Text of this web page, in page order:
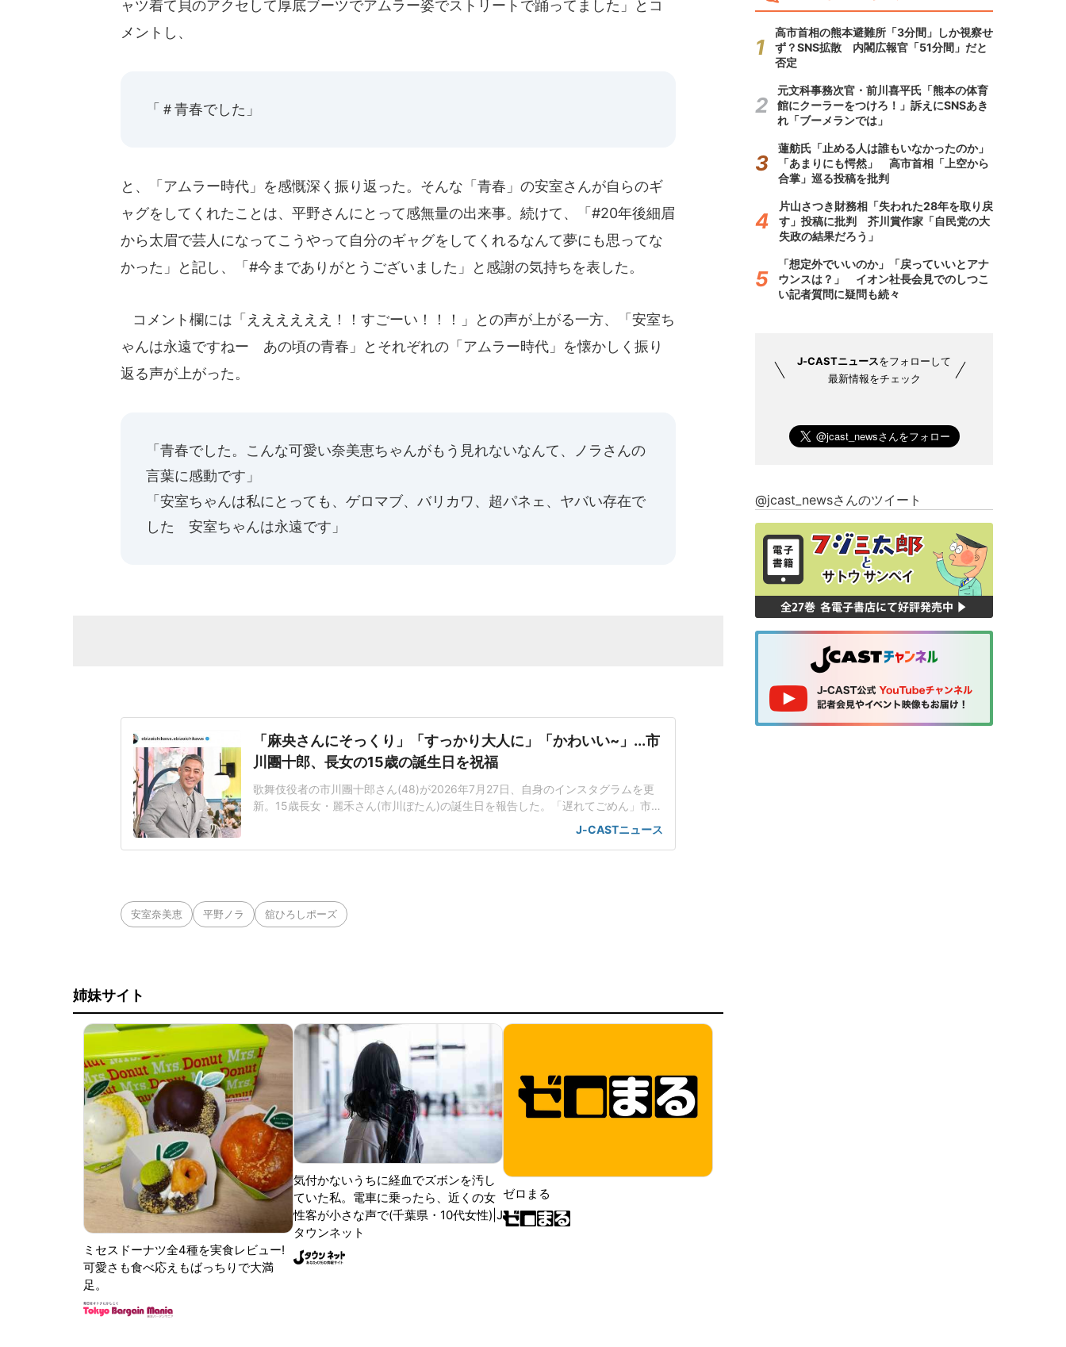
ャツ着て貝のアクセして厚底ブーツでアムラー姿でストリートで踊ってました」とコ
メントし、
「＃青春でした」
と、「アムラー時代」を感慨深く振り返った。そんな「青春」の安室さんが自らのギ
ャグをしてくれたことは、平野さんにとって感無量の出来事。続けて、「#20年後細眉
から太眉で芸人になってこうやって自分のギャグをしてくれるなんて夢にも思ってな
かった」と記し、「#今までありがとうございました」と感謝の気持ちを表した。
コメント欄には「ええええええ！！すごーい！！！」との声が上がる一方、「安室ち
ゃんは永遠ですねー あの頃の青春」とそれぞれの「アムラー時代」を懐かしく振り
返る声が上がった。
「青春でした。こんな可愛い奈美恵ちゃんがもう見れないなんて、ノラさんの
言葉に感動です」
「安室ちゃんは私にとっても、ゲロマブ、バリカワ、超パネェ、ヤバい存在で
した 安室ちゃんは永遠です」
「麻央さんにそっくり」「すっかり大人に」「かわいい~」...市
川團十郎、長女の15歳の誕生日を祝福
歌舞伎役者の市川團十郎さん(48)が2026年7月27日、自身のインスタグラムを更
新。15歳長女・麗禾さん(市川ぼたん)の誕生日を報告した。「遅れてごめん」市川
さんは、「2日遅れの誕生日」と麗禾さんの誕生日を報告し、黒いワンピ姿でピー
スサインをする麗禾さんのソロショットを投稿した。「おめでとう」と祝福し、
J-CASTニュース
安室奈美恵 平野ノラ 舘ひろしポーズ
姉妹サイト
ミセスドーナツ全4種を実食レビュー!
可愛さも食べ応えもばっちりで大満
足。
気付かないうちに経血でズボンを汚し
ていた私。電車に乗ったら、近くの女
性客が小さな声で(千葉県・10代女性)|J
タウンネット
ゼロまる
高市首相の熊本避難所「3分間」しか視察せ
ず？SNS拡散 内閣広報官「51分間」だと
否定
元文科事務次官・前川喜平氏「熊本の体育
館にクーラーをつけろ！」訴えにSNSあき
れ「ブーメランでは」
蓮舫氏「止める人は誰もいなかったのか」
「あまりにも愕然」 高市首相「上空から
合掌」巡る投稿を批判
片山さつき財務相「失われた28年を取り戻
す」投稿に批判 芥川賞作家「自民党の大
失政の結果だろう」
「想定外でいいのか」「戻っていいとアナ
ウンスは？」 イオン社長会見でのしつこ
い記者質問に疑問も続々
J-CASTニュースをフォローして
最新情報をチェック
@jcast_newsさんのツイート